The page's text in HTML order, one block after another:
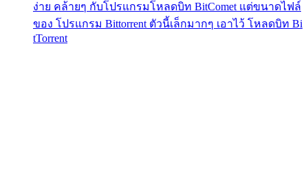
ง่าย คล้ายๆ กับโปรแกรมโหลดบิท BitComet แต่ขนาดไฟล์
ของ โปรแกรม Bittorrent ตัวนี้เล็กมากๆ เอาไว้ โหลดบิท Bi
tTorrent